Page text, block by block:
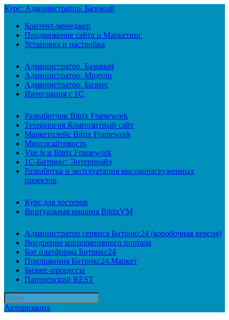
Курс: Администратор. Базовый
Контент-менеджер
Продвижение сайта и Маркетинг
Установка и настройка
Администратор. Базовый
Администратор. Модули
Администратор. Бизнес
Интеграция с 1С
Разработчик Bitrix Framework
Технология Композитный сайт
Маркетплейс Bitrix Framework
Многосайтовость
Vue.js и Bitrix Framework
1С-Битрикс: Энтерпрайз
Разработка и эксплуатация высоконагруженных
проектов
Курс для хостеров
Виртуальная машина BitrixVM
Администратор сервиса Битрикс24 (коробочная версия)
Внедрение корпоративного портала
Бот платформа Битрикс24
Приложения Битрикс24.Маркет
Бизнес-процессы
Партнёрский REST
Авторизация